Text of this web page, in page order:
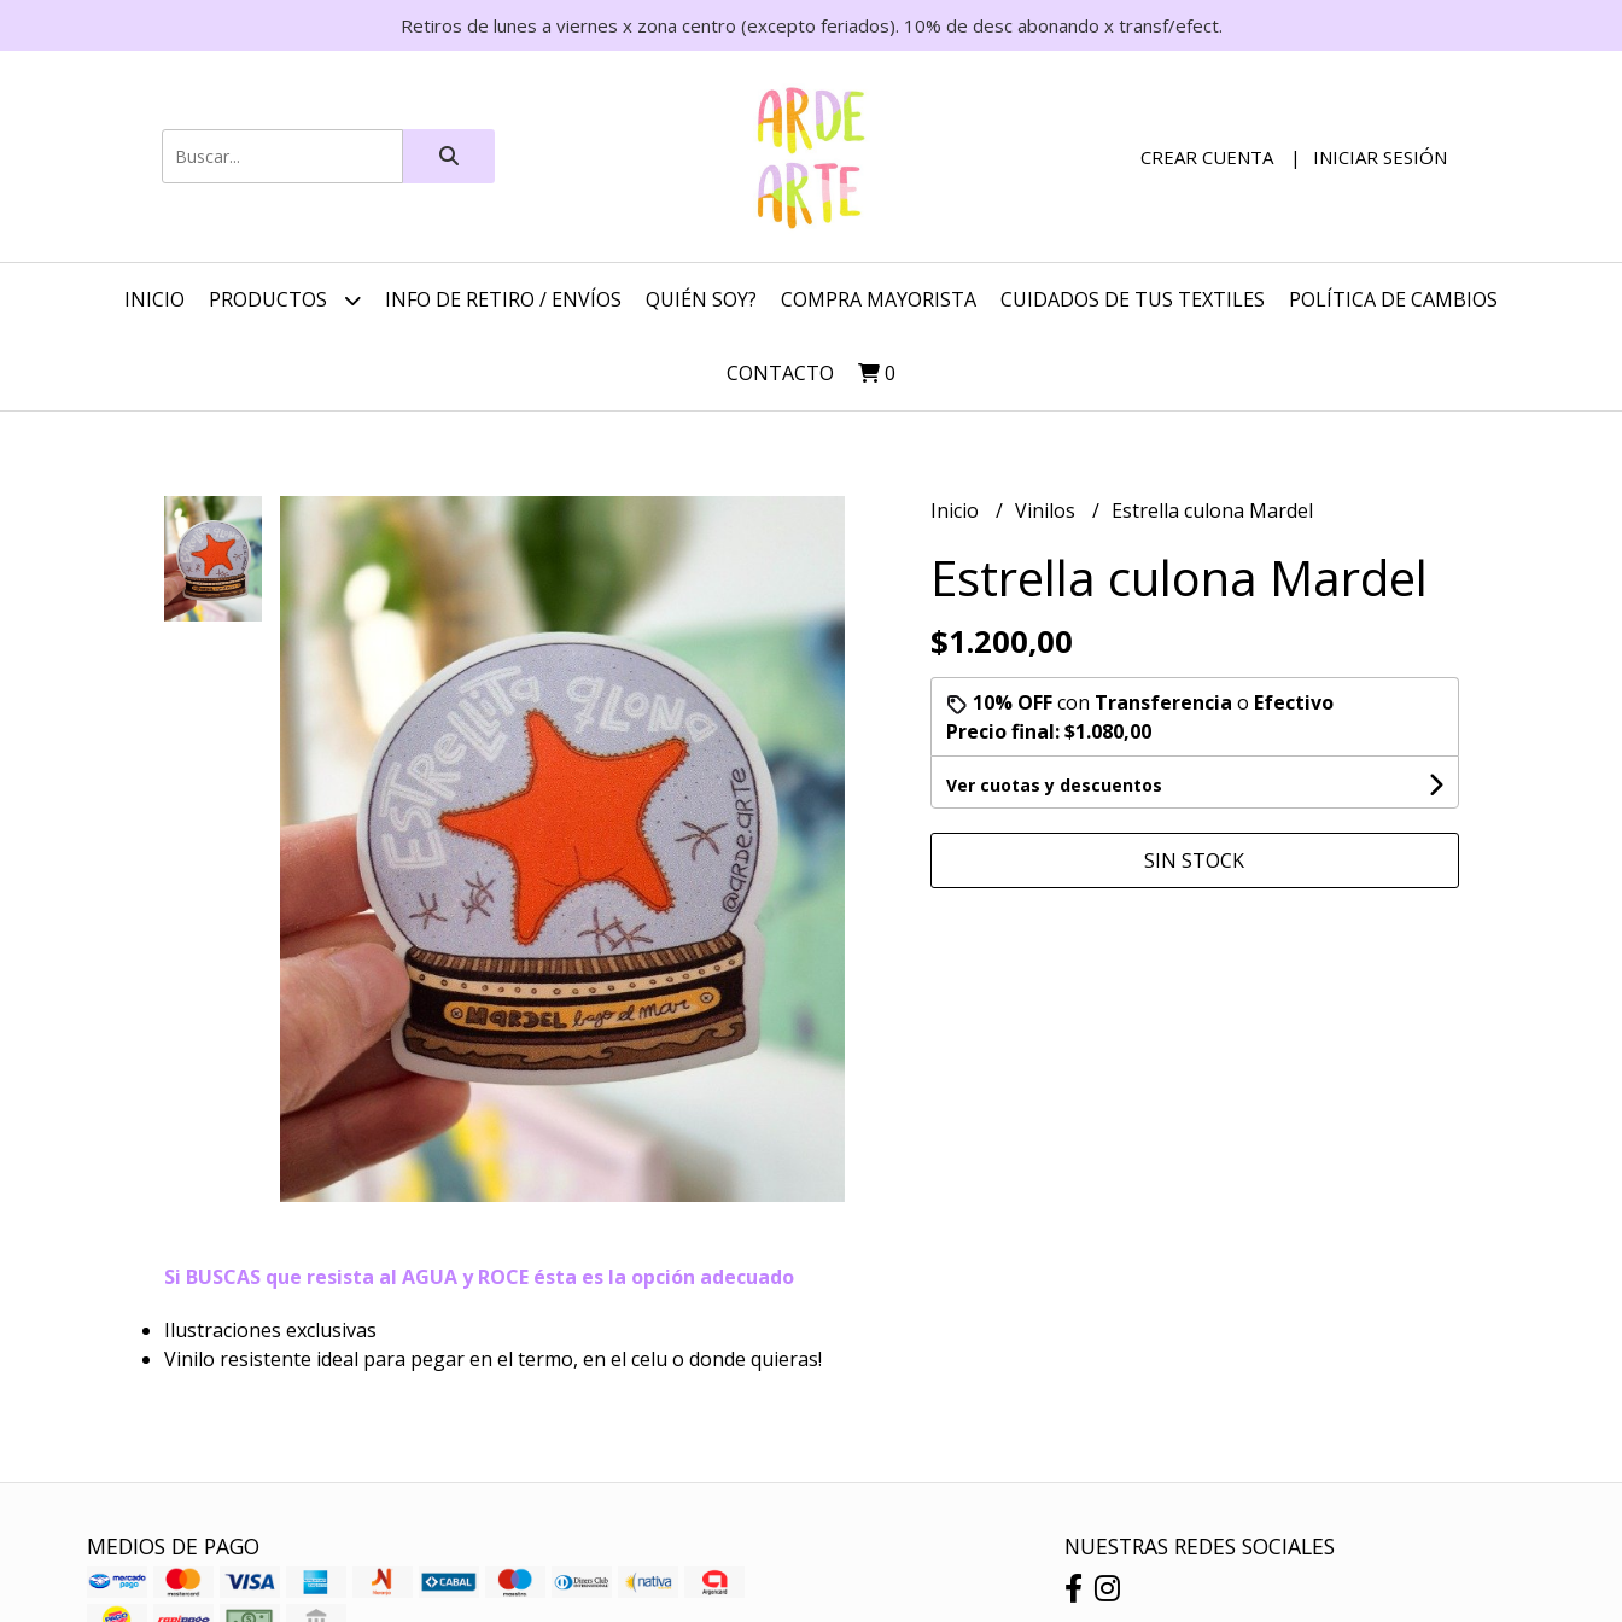
Retiros de lunes a viernes x zona centro (excepto feriados). 10% de desc abonando x transf/efect.
CREAR CUENTA INICIAR SESIÓN
INICIO PRODUCTOS INFO DE RETIRO / ENVÍOS QUIÉN SOY? COMPRA MAYORISTA CUIDADOS DE TUS TEXTILES POLÍTICA DE CAMBIOS
CONTACTO 0
Si BUSCAS que resista al AGUA y ROCE ésta es la opción adecuado
Ilustraciones exclusivas
Vinilo resistente ideal para pegar en el termo, en el celu o donde quieras!
Inicio Vinilos Estrella culona Mardel
Estrella culona Mardel
$1.200,00
10% OFFcon Transferencia o Efectivo
Precio final:$1.080,00
Ver cuotas y descuentos
SIN STOCK
MEDIOS DE PAGO NUESTRAS REDES SOCIALES